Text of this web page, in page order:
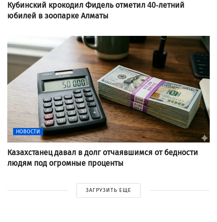
Кубинский крокодил Фидель отметил 40-летний
юбилей в зоопарке Алматы
НОВОСТИ
Казахстанец давал в долг отчаявшимся от бедности
людям под огромные проценты
ЗАГРУЗИТЬ ЕЩЕ